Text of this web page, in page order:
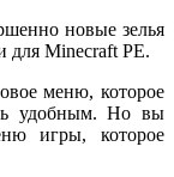
новые зелья
для Minecraft РЕ.
меню, которое
удобным. Но вы
игры, которое